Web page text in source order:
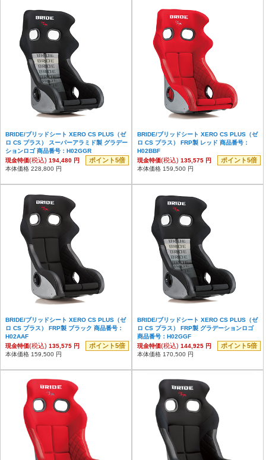
BRIDE/ブリッドシート XERO CS PLUS（ゼ
ロ CS プラス） スーパーアラミド製 グラデー
ションロゴ 商品番号：H02GGR
現金特価(税込) 194,480 円 ポイント5倍
本体価格 228,800 円
BRIDE/ブリッドシート XERO CS PLUS（ゼ
ロ CS プラス） FRP製 レッド 商品番号：
H02BBF
現金特価(税込) 135,575 円 ポイント5倍
本体価格 159,500 円
BRIDE/ブリッドシート XERO CS PLUS（ゼ
ロ CS プラス） FRP製 ブラック 商品番号：
H02AAF
現金特価(税込) 135,575 円 ポイント5倍
本体価格 159,500 円
BRIDE/ブリッドシート XERO CS PLUS（ゼ
ロ CS プラス） FRP製 グラデーションロゴ
商品番号：H02GGF
現金特価(税込) 144,925 円 ポイント5倍
本体価格 170,500 円